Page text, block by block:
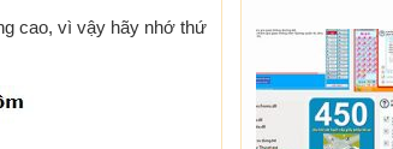
cao, vì vậy hãy nhớ thứ